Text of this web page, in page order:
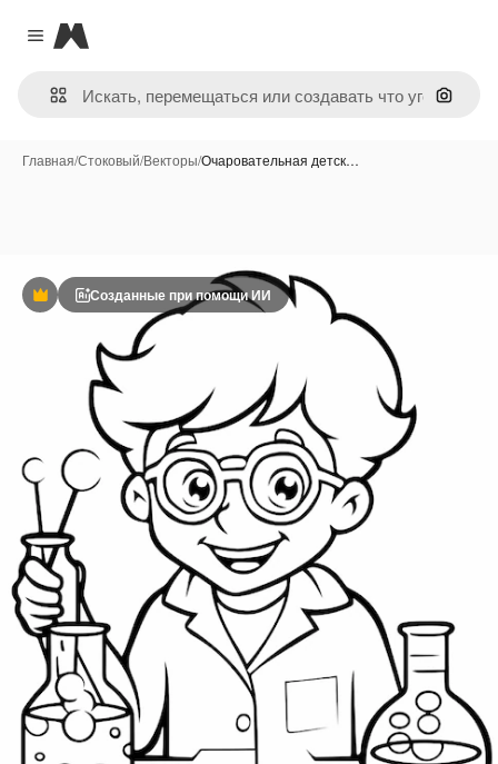
Close menu
Magnific
Поиск
Главная/Стоковый/Векторы/Очаровательная детск…
ПремиумСозданные при помощи ИИ